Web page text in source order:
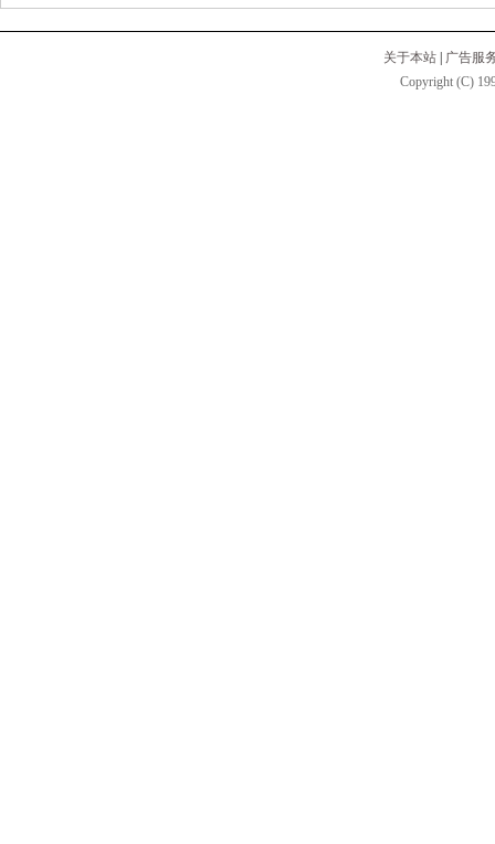
关于本站
广告服
Copyright (C)